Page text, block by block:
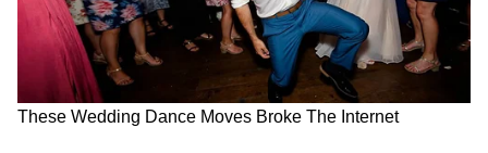
Suvendu Adhikari|: মহাকরণ থেকেই রাজপাট
চালাবেন শুভেন্দু, ৩ তলায় নতুন ঘর না হওয়া পর্যন্ত
এখানেই ঠিকানা মুখ্যমন্ত্রীর
3
8